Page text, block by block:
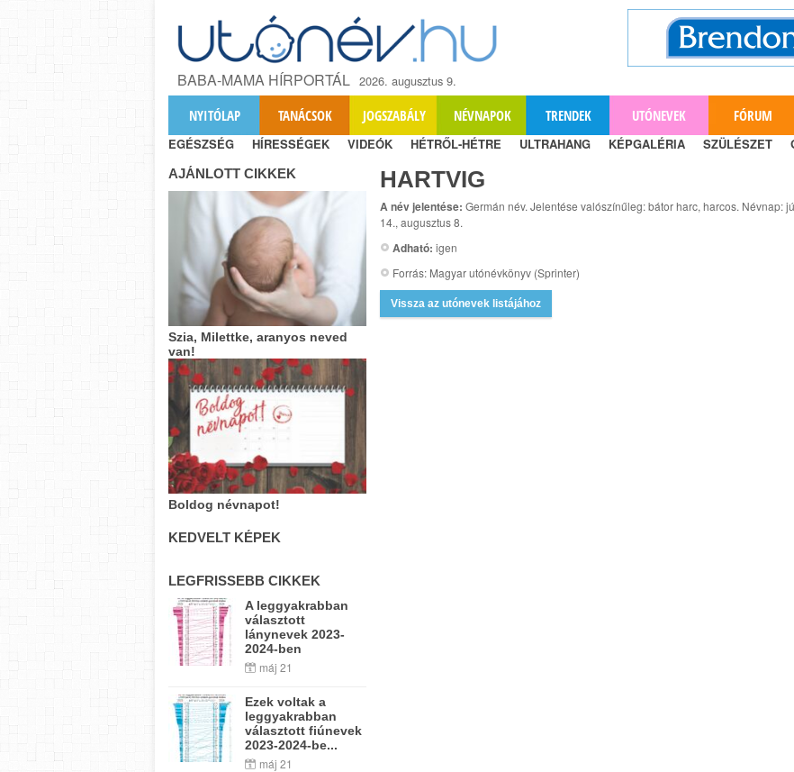
BABA-MAMA HÍRPORTÁL 2026. augusztus 9.
NYITÓLAP TANÁCSOK JOGSZABÁLY NÉVNAPOK TRENDEK UTÓNEVEK FÓRUM
EGÉSZSÉG HÍRESSÉGEK VIDEÓK HÉTRŐL-HÉTRE ULTRAHANG KÉPGALÉRIA SZÜLÉSZET
HARTVIG
A név jelentése: Germán név. Jelentése valószínűleg: bátor harc, harcos. Névnap:
14., augusztus 8.
Adható: igen
Forrás: Magyar utónévkönyv (Sprinter)
Vissza az utónevek listájához
AJÁNLOTT CIKKEK
Szia, Milettke, aranyos neved
van!
Boldog névnapot!
KEDVELT KÉPEK
LEGFRISSEBB CIKKEK
A leggyakrabban
választott
lánynevek 2023-
2024-ben
máj 21
Ezek voltak a
leggyakrabban
választott fiúnevek
2023-2024-be...
máj 21